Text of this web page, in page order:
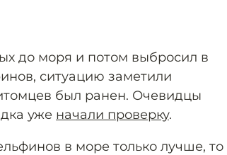
до моря и потом выбросил в
ситуацию заметили
был ранен. Очевидцы
уже начали проверку.
в море только лучше, то